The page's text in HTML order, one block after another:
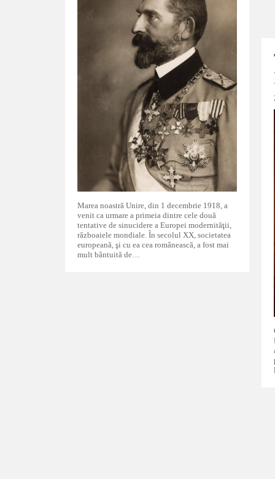
Marea noastră Unire, din 1 decembrie 1918, a
venit ca urmare a primeia dintre cele două
tentative de sinucidere a Europei modernităţii,
războaiele mondiale. În secolul XX, societatea
europeană, şi cu ea cea românească, a fost mai
mult bântuită de…